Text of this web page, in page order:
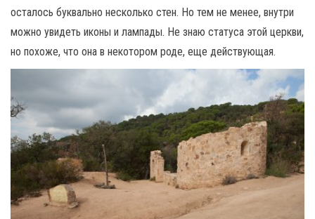
осталось буквально несколько стен. Но тем не менее, внутри
можно увидеть иконы и лампады. Не знаю статуса этой церкви,
но похоже, что она в некотором роде, еще действующая.